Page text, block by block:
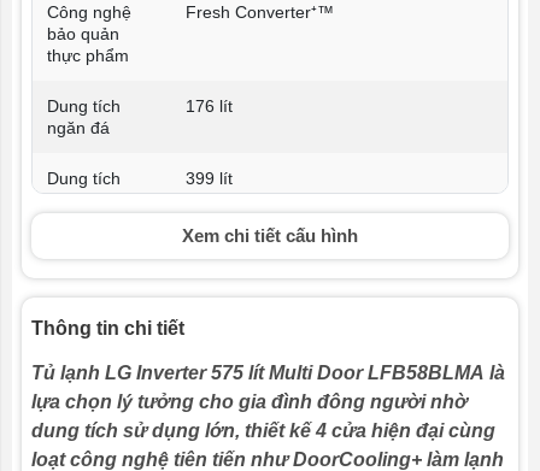
Công nghệ
bảo quản
thực phẩm
Fresh Converter⁺™
Dung tích
ngăn đá
176 lít
Dung tích
ngăn lạnh
399 lít
Công nghệ
kháng khuẩn,
khử mùi
Số người sử
dụng
Trên 7 người
Xem chi tiết cấu hình
Thông tin chi tiết
Tủ lạnh LG Inverter 575 lít Multi DoorLFB58BLMA là
lựa chọn lý tưởng cho gia đình đông người nhờ
dung tích sử dụng lớn, thiết kế 4 cửa hiện đại cùng
loạt công nghệ tiên tiến như DoorCooling+ làm lạnh